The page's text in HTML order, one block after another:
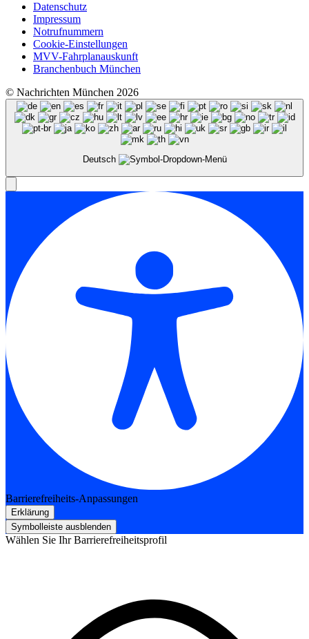
Datenschutz
Impressum
Notrufnummern
Cookie-Einstellungen
MVV-Fahrplanauskunft
Branchenbuch München
© Nachrichten München 2026
Deutsch
Barrierefreiheits-Anpassungen
Erklärung
Symbolleiste ausblenden
Wählen Sie Ihr Barrierefreiheitsprofil